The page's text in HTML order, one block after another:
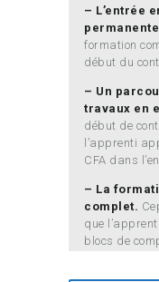
– L’entrée
formation
début du
– Un
travaux en
début de
l’apprenti
CFA dans
– La
complet.
que
blocs de